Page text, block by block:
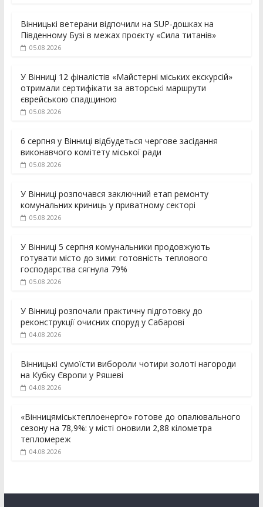
Вінницькі ветерани відпочили на SUP-дошках на
Південному Бузі в межах проєкту «Сила титанів»
05.08.2026
У Вінниці 12 фіналістів «Майстерні міських екскурсій»
отримали сертифікати за авторські маршрути
єврейською спадщиною
05.08.2026
6 серпня у Вінниці відбудеться чергове засідання
виконавчого комітету міської ради
05.08.2026
У Вінниці розпочався заключний етап ремонту
комунальних криниць у приватному секторі
05.08.2026
У Вінниці 5 серпня комунальники продовжують
готувати місто до зими: готовність теплового
господарства сягнула 79%
05.08.2026
У Вінниці розпочали практичну підготовку до
реконструкції очисних споруд у Сабарові
04.08.2026
Вінницькі сумоїсти вибороли чотири золоті нагороди
на Кубку Європи у Ряшеві
04.08.2026
«Вінницяміськтеплоенерго» готове до опалювального
сезону на 78,9%: у місті оновили 2,88 кілометра
тепломереж
04.08.2026